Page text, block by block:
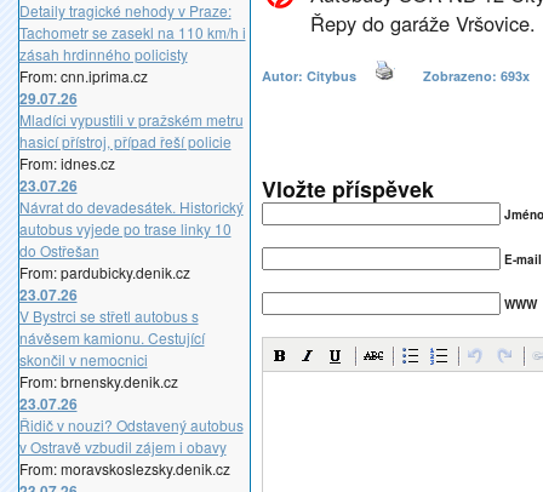
Detaily tragické nehody v Praze:
Tachometr se zasekl na 110 km/h i
zásah hrdinného policisty
From: cnn.iprima.cz
29.07.26
Mladíci vypustili v pražském metru
hasicí přístroj, případ řeší policie
From: idnes.cz
23.07.26
Návrat do devadesátek. Historický
autobus vyjede po trase linky 10
do Ostřešan
From: pardubicky.denik.cz
23.07.26
V Bystrci se střetl autobus s
návěsem kamionu. Cestující
skončil v nemocnici
From: brnensky.denik.cz
23.07.26
Řidič v nouzi? Odstavený autobus
v Ostravě vzbudil zájem i obavy
From: moravskoslezsky.denik.cz
Řepy do garáže Vršovice.
Autor: Citybus Zobrazeno:
Vložte příspěvek
E-
WWW